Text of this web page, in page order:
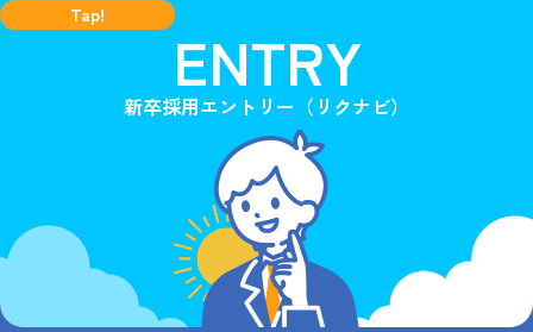
Tap!
ENTRY
新卒採用エントリー（リクナビ）